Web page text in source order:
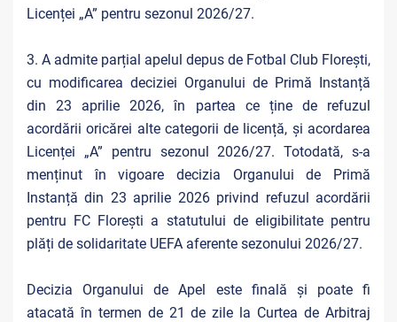
Licenței „A” pentru sezonul 2026/27.
3. A admite parțial apelul depus de Fotbal Club Florești,
cu modificarea deciziei Organului de Primă Instanță
din 23 aprilie 2026, în partea ce ține de refuzul
acordării oricărei alte categorii de licență, și acordarea
Licenței „A” pentru sezonul 2026/27. Totodată, s-a
menținut în vigoare decizia Organului de Primă
Instanță din 23 aprilie 2026 privind refuzul acordării
pentru FC Florești a statutului de eligibilitate pentru
plăți de solidaritate UEFA aferente sezonului 2026/27.
Decizia Organului de Apel este finală și poate fi
atacată în termen de 21 de zile la Curtea de Arbitraj